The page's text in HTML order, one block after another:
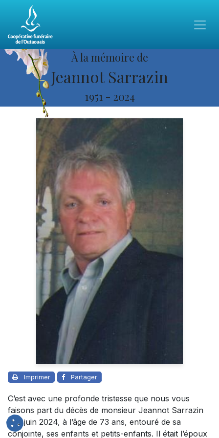
À la mémoire de
Jeannot Sarrazin
1951 - 2024
Imprimer Partager
C’est avec une profonde tristesse que nous vous
faisons part du décès de monsieur Jeannot Sarrazin
le 6 juin 2024, à l’âge de 73 ans, entouré de sa
conjointe, ses enfants et petits-enfants. Il était l’époux